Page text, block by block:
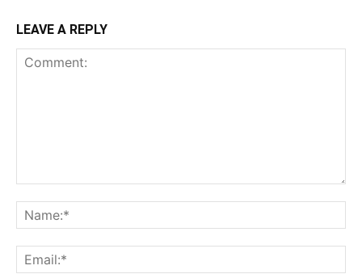
LEAVE A REPLY